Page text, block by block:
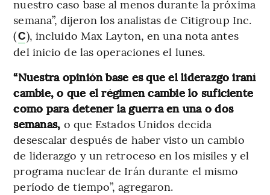
nuestro caso base al menos durante la próxima
semana”, dijeron los analistas de Citigroup Inc.
(C), incluido Max Layton, en una nota antes
del inicio de las operaciones el lunes.
“Nuestra opinión base es que el liderazgo iraní
cambie, o que el régimen cambie lo suficiente
como para detener la guerra en una o dos
semanas, o que Estados Unidos decida
desescalar después de haber visto un cambio
de liderazgo y un retroceso en los misiles y el
programa nuclear de Irán durante el mismo
período de tiempo”, agregaron.